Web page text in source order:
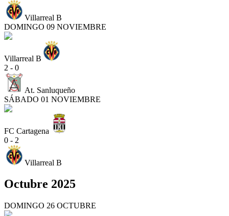
Villarreal B
DOMINGO 09 NOVIEMBRE
Villarreal B
2 - 0
At. Sanluqueño
SÁBADO 01 NOVIEMBRE
FC Cartagena
0 - 2
Villarreal B
Octubre 2025
DOMINGO 26 OCTUBRE